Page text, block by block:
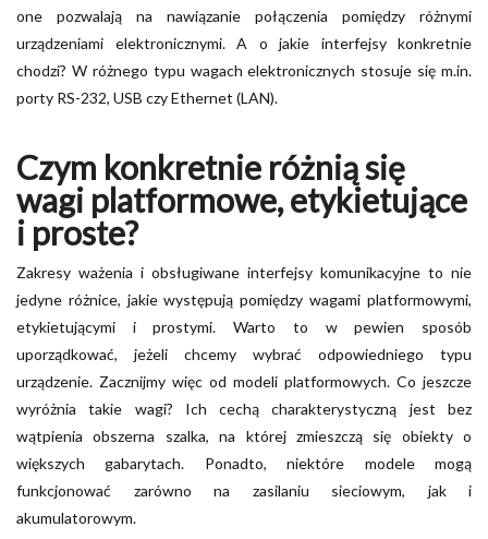
one pozwalają na nawiązanie połączenia pomiędzy różnymi
urządzeniami elektronicznymi. A o jakie interfejsy konkretnie
chodzi? W różnego typu wagach elektronicznych stosuje się m.in.
porty RS-232, USB czy Ethernet (LAN).
Czym konkretnie różnią się
wagi platformowe, etykietujące
i proste?
Zakresy ważenia i obsługiwane interfejsy komunikacyjne to nie
jedyne różnice, jakie występują pomiędzy wagami platformowymi,
etykietującymi i prostymi. Warto to w pewien sposób
uporządkować, jeżeli chcemy wybrać odpowiedniego typu
urządzenie. Zacznijmy więc od modeli platformowych. Co jeszcze
wyróżnia takie wagi? Ich cechą charakterystyczną jest bez
wątpienia obszerna szalka, na której zmieszczą się obiekty o
większych gabarytach. Ponadto, niektóre modele mogą
funkcjonować zarówno na zasilaniu sieciowym, jak i
akumulatorowym.